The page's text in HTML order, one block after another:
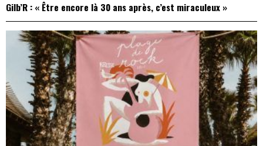
Gilb’R : « Être encore là 30 ans après, c’est miraculeux »